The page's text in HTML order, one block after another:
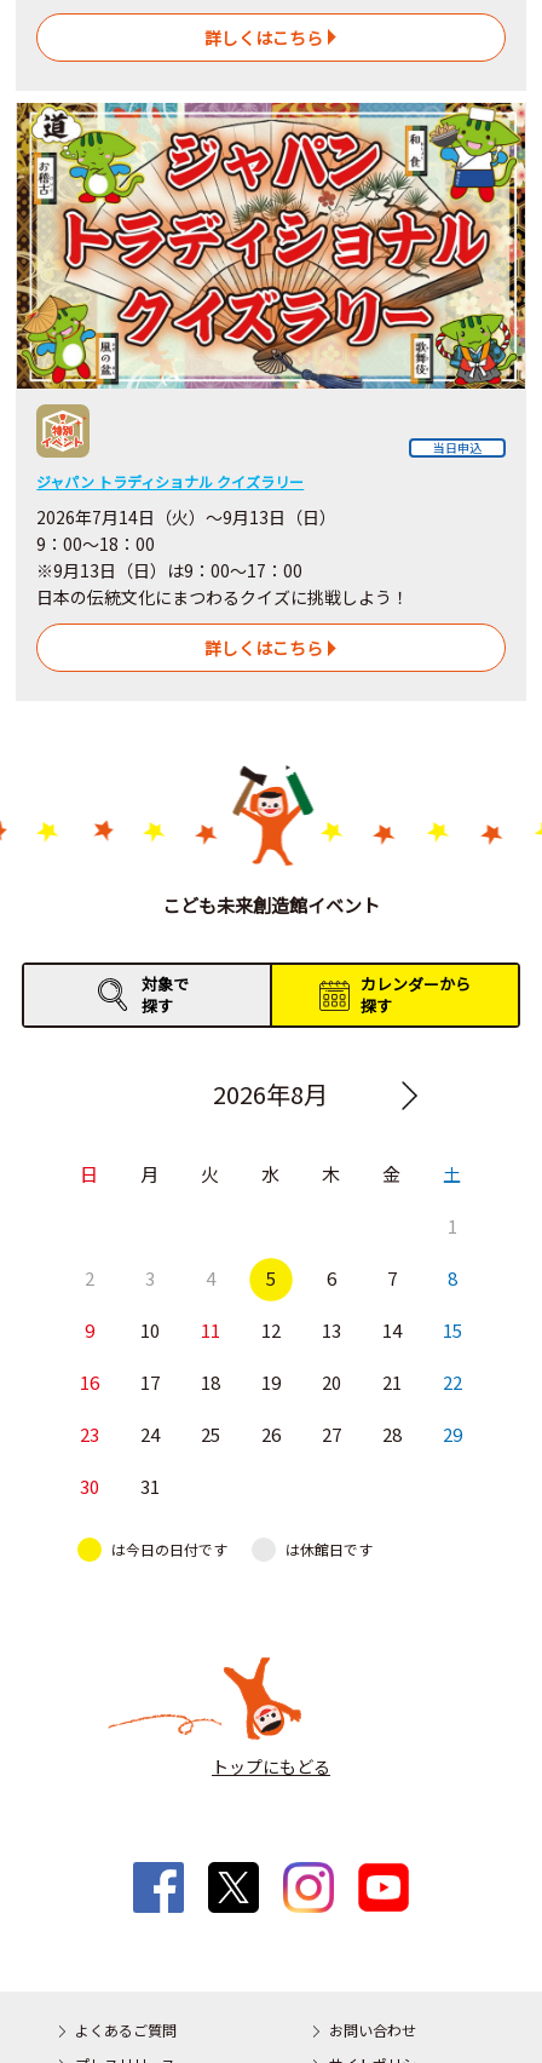
詳しくはこちら
当日申込
ジャパン トラディショナル クイズラリー
2026年7月14日（火）～9月13日（日）
9：00～18：00
※9月13日（日）は9：00～17：00
日本の伝統文化にまつわるクイズに挑戦しよう！
詳しくはこちら
こども未来創造館イベント
対象で
探す
カレンダーから
探す
2026年8月
日 月 火 水 木 金 土
1
2 3 4 5 6 7 8
9 10 11 12 13 14 15
16 17 18 19 20 21 22
23 24 25 26 27 28 29
30 31
は今日の日付です は休館日です
トップにもどる
よくあるご質問
お問い合わせ